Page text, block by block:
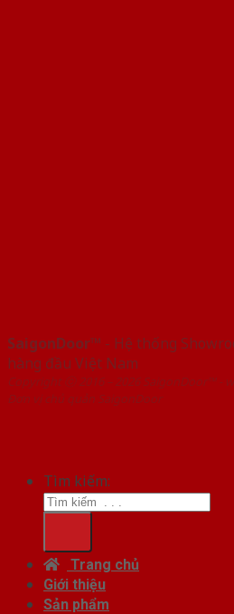
SaigonDoor™ - Hệ thống
hàng đầu Việt Nam
Copyright ⓒ 2016 – 2026 SaigonDoor™ -
Đơn vị chủ quản SaigonDoor
Tìm kiếm:
Trang chủ
Giới thiệu
Sản phẩm